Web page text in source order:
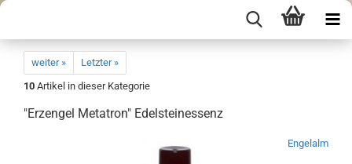
weiter »
Letzter »
10 Artikel in dieser Kategorie
"Erzengel Metatron" Edelsteinessenz
Engelalm